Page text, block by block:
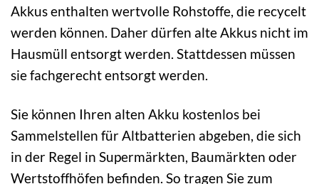
Akkus enthalten wertvolle Rohstoffe, die recycelt
werden können. Daher dürfen alte Akkus nicht im
Hausmüll entsorgt werden. Stattdessen müssen
sie fachgerecht entsorgt werden.
Sie können Ihren alten Akku kostenlos bei
Sammelstellen für Altbatterien abgeben, die sich
in der Regel in Supermärkten, Baumärkten oder
Wertstoffhöfen befinden. So tragen Sie zum